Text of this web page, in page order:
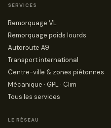
SERVICES
Remorquage VL
Remorquage poids lourds
Autoroute A9
Transport international
Centre-ville & zones piétonnes
Mécanique · GPL · Clim
Tous les services
LE RÉSEAU